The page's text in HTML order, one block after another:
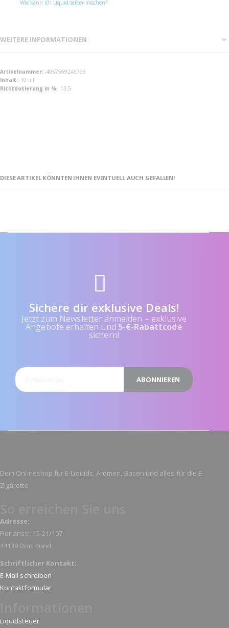
Wie kann ich Liquid selber mischen?
WEITERE INFORMATIONEN
Weitere
Informationen
4057569245768
10 ml
13,5
DIESE ARTIKEL KÖNNTEN IHNEN EVENTUELL AUCH GEFALLEN!
Sichere dir exklusive Deals!
Jetzt zum Newsletter anmelden – exklusive
Angebote erhalten und 5-€-Rabattcode
sichern!
ABONNIEREN
Dein Onlineshop für E-Liquids, Aromen, Basen und alles für die E-
Zigarette
Adresse:
Florianstr. 15-21/107
44139 Dortmund
Schriftlicher Kontakt:
E-Mail schreiben
Kontaktformular
Liquidsteuer